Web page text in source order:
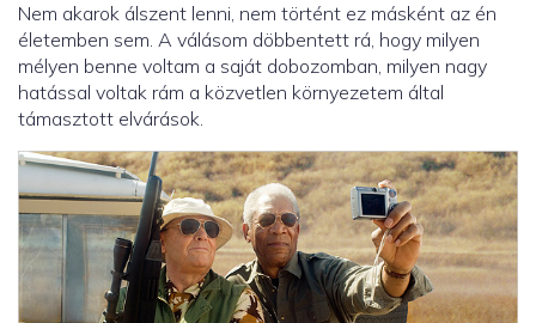
Nem akarok álszent lenni, nem történt ez másként az én
életemben sem. A válásom döbbentett rá, hogy milyen
mélyen benne voltam a saját dobozomban, milyen nagy
hatással voltak rám a közvetlen környezetem által
támasztott elvárások.